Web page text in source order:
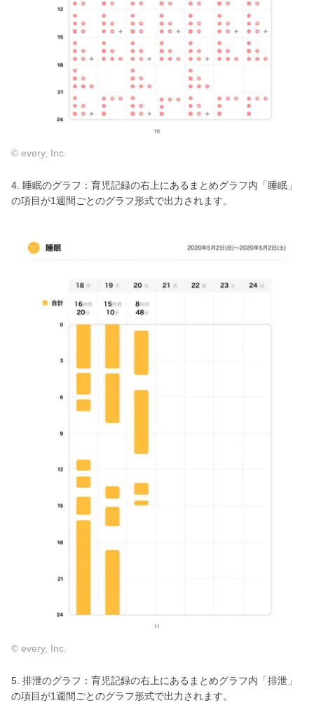
© every, Inc.
4. 睡眠のグラフ：育児記録の右上にあるまとめグラフ内「睡眠」
の項目が1週間ごとのグラフ形式で出力されます。
© every, Inc.
5. 排泄のグラフ：育児記録の右上にあるまとめグラフ内「排泄」
の項目が1週間ごとのグラフ形式で出力されます。